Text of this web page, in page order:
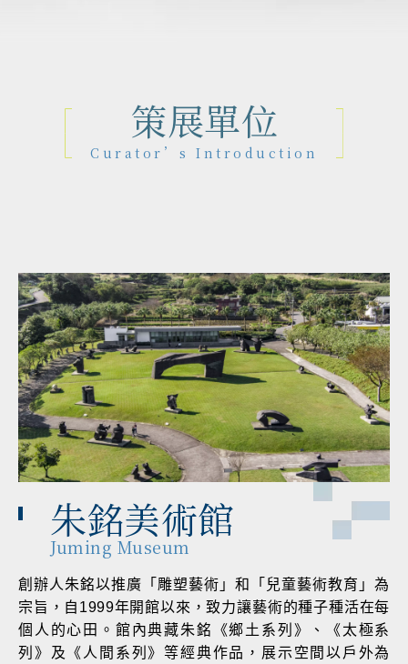
策展單位
Curator’s Introduction
朱銘美術館
Juming Museum
創辦人朱銘以推廣「雕塑藝術」和「兒童藝術教育」為
宗旨，自1999年開館以來，致力讓藝術的種子種活在每
個人的心田。館內典藏朱銘《鄉土系列》、《太極系
列》及《人間系列》等經典作品，展示空間以戶外為